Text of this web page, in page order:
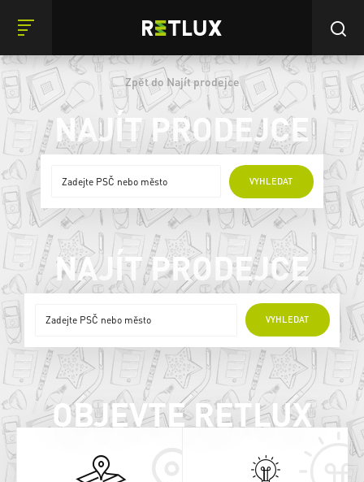
Zpět do Najít prodejce
NAJÍT PRODEJCE
VYHLEDAT
ONLINE PRODEJCI
NAJÍT PRODEJCE
VYHLEDAT
ONLINE PRODEJCI
OBJEVTE RETLUX